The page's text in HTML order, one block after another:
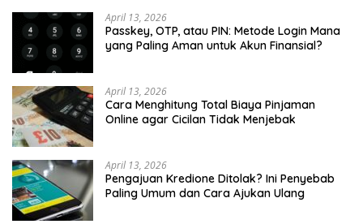
April 13, 2026
Passkey, OTP, atau PIN: Metode Login Mana
yang Paling Aman untuk Akun Finansial?
April 13, 2026
Cara Menghitung Total Biaya Pinjaman
Online agar Cicilan Tidak Menjebak
April 13, 2026
Pengajuan Kredione Ditolak? Ini Penyebab
Paling Umum dan Cara Ajukan Ulang